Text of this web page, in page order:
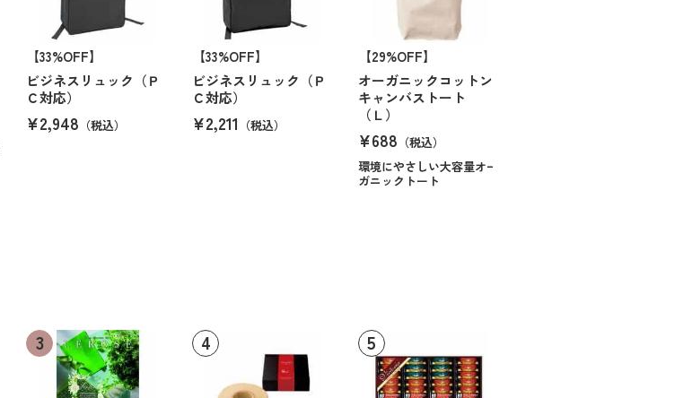
【33%OFF】
ビジネスリュック（Ｐ
Ｃ対応）
¥2,948 （税込）
【33%OFF】
ビジネスリュック（Ｐ
Ｃ対応）
¥2,211 （税込）
【29%OFF】
オーガニックコットン
キャンバストート
（Ｌ）
¥688 （税込）
環境にやさしい大容量オー
ガニックトート